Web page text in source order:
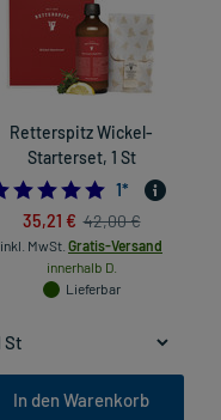
Retterspitz Wickel-
Starterset, 1 St
5.0
1*
35,21 € 42,00 €
inkl. MwSt. Gratis-Versand
innerhalb D.
Lieferbar
In den Warenkorb